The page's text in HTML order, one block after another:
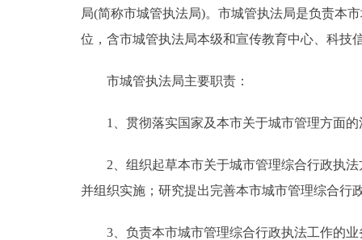
个人服务
便民服务
中介服务
政民互动
局(简称市城管执法局)。市城管执法局是负责本
位，含市城管执法局本级和宣传教育中心、科技
市城管执法局主要职责：
1、贯彻落实国家及本市关于城市管理方面的
2、组织起草本市关于城市管理综合行政执法
并组织实施；研究提出完善本市城市管理综合行
3、负责本市城市管理综合行政执法工作的业